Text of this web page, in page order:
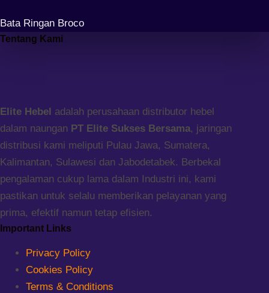
Bata Ringan Broco
Tentang Kami
Elite Hebel adalah perusahaan distributor hebel
dalam naungan PT Elite Sukses Bersama, jaringan
distribusi kami meliputi Pulau Jawa, Sumatera,
Kalimantan, Sulawesi dan Jabodetabek. Berbekal
pengalaman cukup lama dalam Industri ini, kami
pastikan untuk selalu memberikan pelayanan yang
prima, efektif namun tetap efisien.
Important Links
Privacy Policy
Cookies Policy
Terms & Conditions